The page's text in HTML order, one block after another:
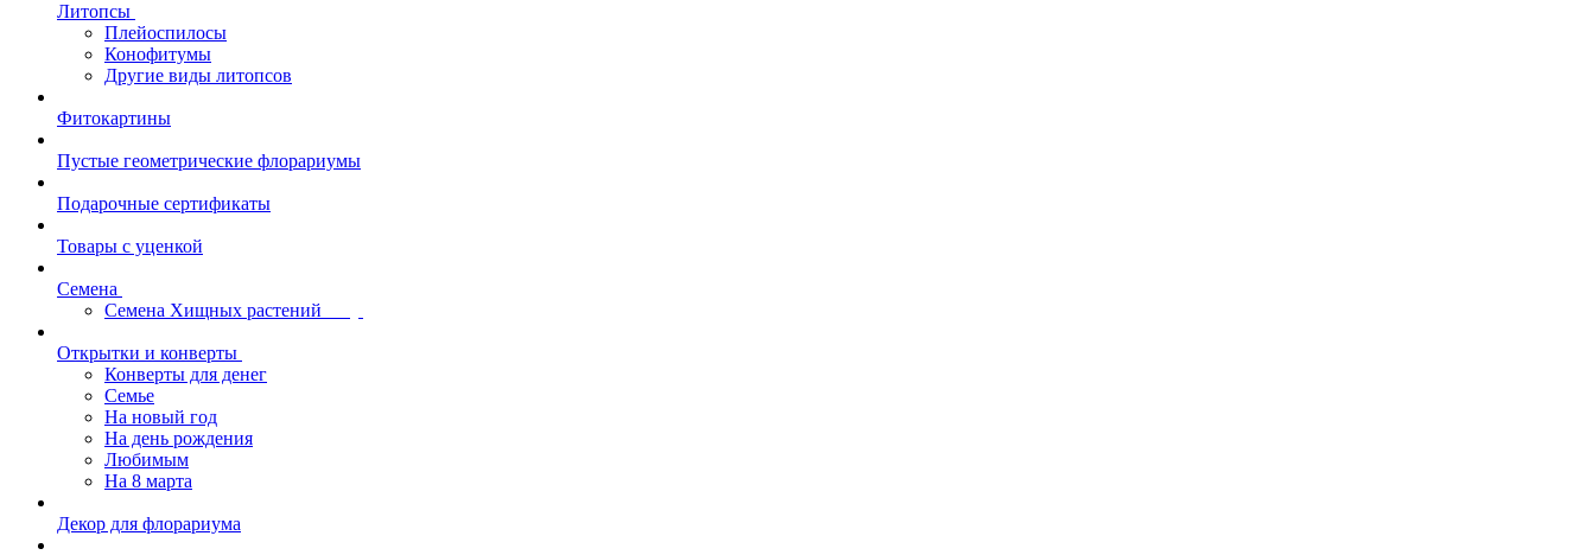
Литопсы
Плейоспилосы
Конофитумы
Другие виды литопсов
Фитокартины
Пустые геометрические флорариумы
Подарочные сертификаты
Товары с уценкой
Семена
Семена Хищных растений
Открытки и конверты
Конверты для денег
Семье
На новый год
На день рождения
Любимым
На 8 марта
Декор для флорариума